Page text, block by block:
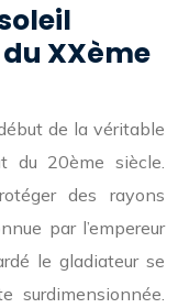
XXème
de la véritable
du 20ème siècle.
des rayons
par l’empereur
le gladiateur se
surdimensionnée.